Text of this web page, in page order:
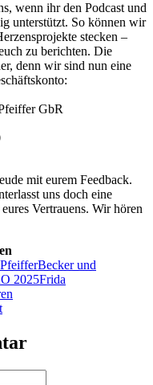
wenn ihr den Podcast und
unterstützt. So können wir
stecken –
zu berichten. Die
denn wir sind nun eine
GbR
mit eurem Feedback.
uns doch eine
Vertrauens. Wir hören
Becker und
2025Frida